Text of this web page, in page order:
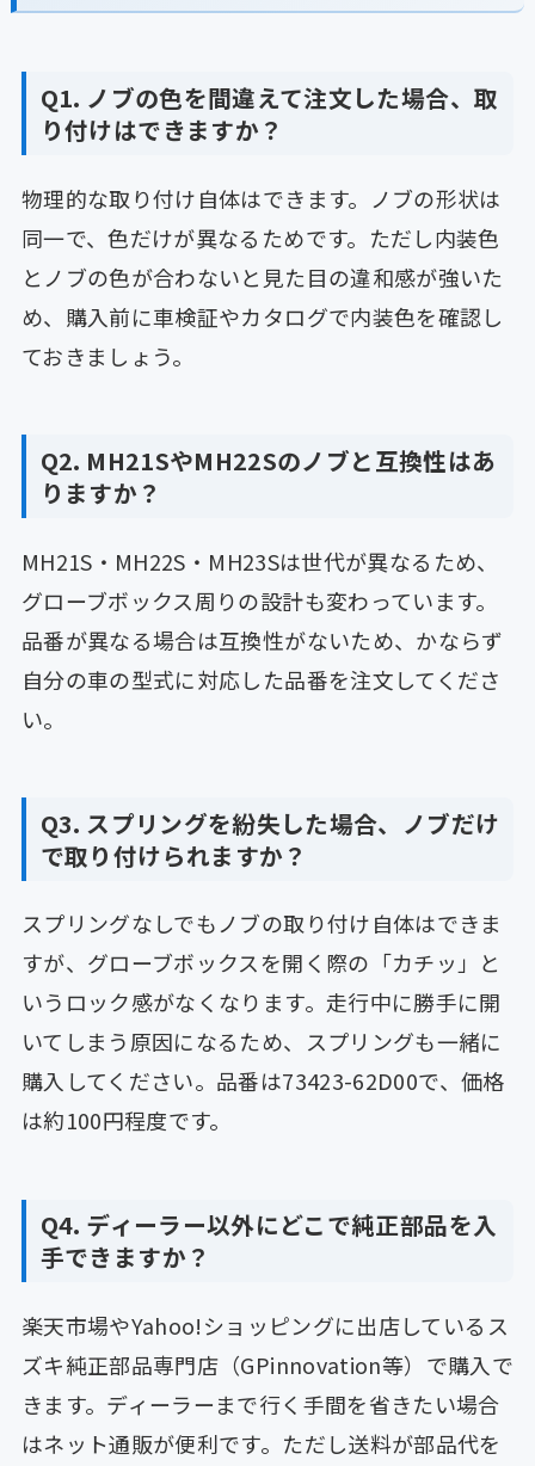
Q1. ノブの色を間違えて注文した場合、取
り付けはできますか？
物理的な取り付け自体はできます。ノブの形状は
同一で、色だけが異なるためです。ただし内装色
とノブの色が合わないと見た目の違和感が強いた
め、購入前に車検証やカタログで内装色を確認し
ておきましょう。
Q2. MH21SやMH22Sのノブと互換性はあ
りますか？
MH21S・MH22S・MH23Sは世代が異なるため、
グローブボックス周りの設計も変わっています。
品番が異なる場合は互換性がないため、かならず
自分の車の型式に対応した品番を注文してくださ
い。
Q3. スプリングを紛失した場合、ノブだけ
で取り付けられますか？
スプリングなしでもノブの取り付け自体はできま
すが、グローブボックスを開く際の「カチッ」と
いうロック感がなくなります。走行中に勝手に開
いてしまう原因になるため、スプリングも一緒に
購入してください。品番は73423-62D00で、価格
は約100円程度です。
Q4. ディーラー以外にどこで純正部品を入
手できますか？
楽天市場やYahoo!ショッピングに出店しているス
ズキ純正部品専門店（GPinnovation等）で購入で
きます。ディーラーまで行く手間を省きたい場合
はネット通販が便利です。ただし送料が部品代を